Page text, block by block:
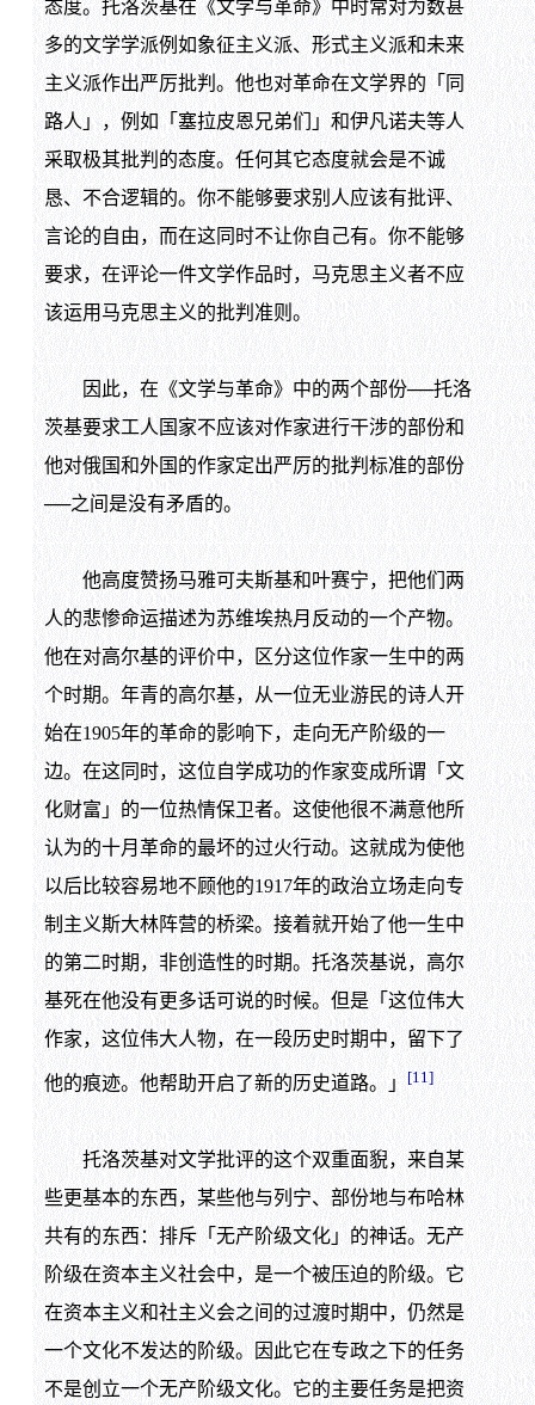
态度。托洛茨基在《文学与革命》中时常对为数甚
多的文学学派例如象征主义派、形式主义派和未来
主义派作出严厉批判。他也对革命在文学界的「同
路人」，例如「塞拉皮恩兄弟们」和伊凡诺夫等人
采取极其批判的态度。任何其它态度就会是不诚
恳、不合逻辑的。你不能够要求别人应该有批评、
言论的自由，而在这同时不让你自己有。你不能够
要求，在评论一件文学作品时，马克思主义者不应
该运用马克思主义的批判准则。
因此，在《文学与革命》中的两个部份──托洛
茨基要求工人国家不应该对作家进行干涉的部份和
他对俄国和外国的作家定出严厉的批判标准的部份
──之间是没有矛盾的。
他高度赞扬马雅可夫斯基和叶赛宁，把他们两
人的悲惨命运描述为苏维埃热月反动的一个产物。
他在对高尔基的评价中，区分这位作家一生中的两
个时期。年青的高尔基，从一位无业游民的诗人开
始在1905年的革命的影响下，走向无产阶级的一
边。在这同时，这位自学成功的作家变成所谓「文
化财富」的一位热情保卫者。这使他很不满意他所
认为的十月革命的最坏的过火行动。这就成为使他
以后比较容易地不顾他的1917年的政治立场走向专
制主义斯大林阵营的桥梁。接着就开始了他一生中
的第二时期，非创造性的时期。托洛茨基说，高尔
基死在他没有更多话可说的时候。但是「这位伟大
作家，这位伟大人物，在一段历史时期中，留下了
他的痕迹。他帮助开启了新的历史道路。」 [11]
托洛茨基对文学批评的这个双重面貎，来自某
些更基本的东西，某些他与列宁、部份地与布哈林
共有的东西：排斥「无产阶级文化」的神话。无产
阶级在资本主义社会中，是一个被压迫的阶级。它
在资本主义和社主义会之间的过渡时期中，仍然是
一个文化不发达的阶级。因此它在专政之下的任务
不是创立一个无产阶级文化。它的主要任务是把资